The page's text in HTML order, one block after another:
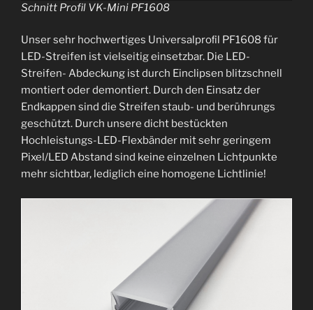
Schnitt Profil VK-Mini PF1608
Unser sehr hochwertiges Universalproﬁl PF1608 für
LED-Streifen ist vielseitig einsetzbar. Die LED-
Streifen- Abdeckung ist durch Einclipsen blitzschnell
montiert oder demontiert. Durch den Einsatz der
Endkappen sind die Streifen staub- und berührungs
geschützt. Durch unsere dicht bestückten
Hochleistungs-LED-Flexbänder mit sehr geringem
Pixel/LED Abstand sind keine einzelnen Lichtpunkte
mehr sichtbar, lediglich eine homogene Lichtlinie!